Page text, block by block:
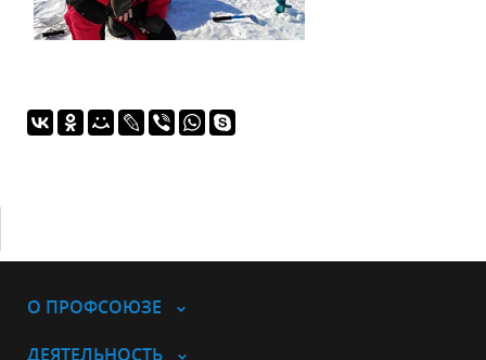
О ПРОФСОЮЗЕ
ДЕЯТЕЛЬНОСТЬ